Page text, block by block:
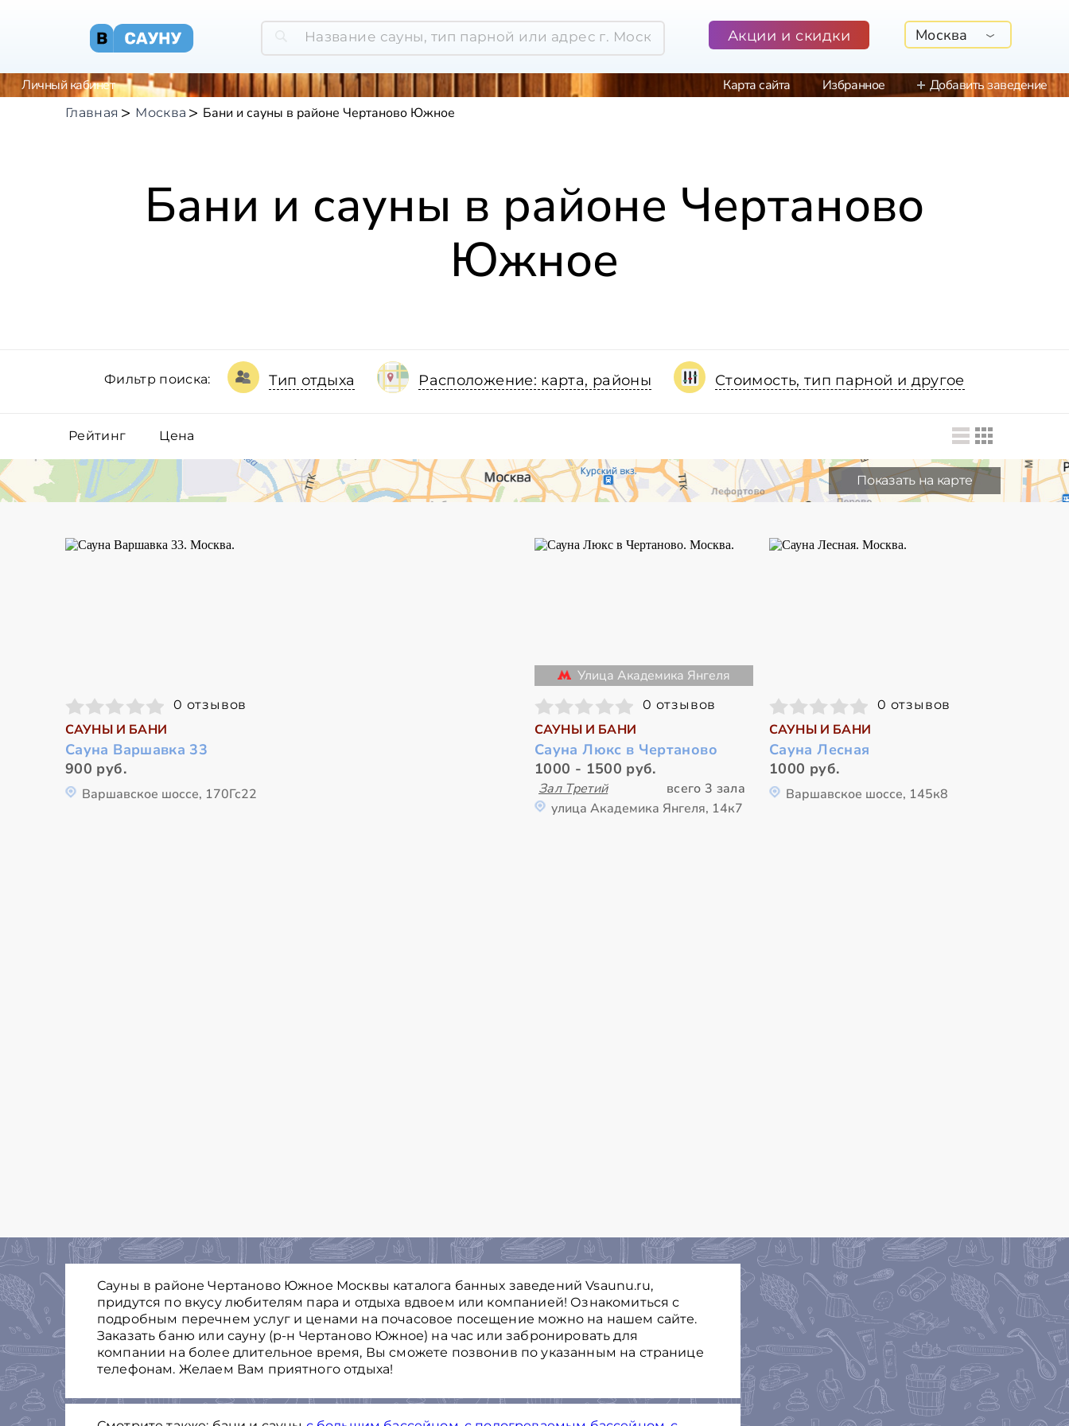
Акции и скидки Москва
Личный кабинет Карта сайта Избранное Добавить заведение
Главная Москва Бани и сауны в районе Чертаново Южное
Бани и сауны в районе Чертаново
Южное
Фильтр поиска: Тип отдыха Расположение: карта, районы Стоимость, тип парной и другое
Рейтинг Цена
Показать на карте
0 отзывов
САУНЫ И БАНИ
Сауна Варшавка 33
900 руб.
Варшавское шоссе, 170Гс22
Улица Академика Янгеля
0 отзывов
САУНЫ И БАНИ
Сауна Люкс в Чертаново
1000 - 1500 руб.
Зал Третий
всего 3 зала
улица Академика Янгеля, 14к7
0 отзывов
САУНЫ И БАНИ
Сауна Лесная
1000 руб.
Варшавское шоссе, 145к8
Сауны в районе Чертаново Южное Москвы каталога банных заведений Vsaunu.ru,
придутся по вкусу любителям пара и отдыха вдвоем или компанией! Ознакомиться с
подробным перечнем услуг и ценами на почасовое посещение можно на нашем сайте.
Заказать баню или сауну (р-н Чертаново Южное) на час или забронировать для
компании на более длительное время, Вы cможете позвонив по указанным на странице
телефонам. Желаем Вам приятного отдыха!